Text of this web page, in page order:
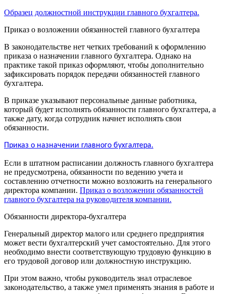
Образец должностной инструкции главного бухгалтера.
Приказ о возложении обязанностей главного бухгалтера
В законодательстве нет четких требований к оформлению
приказа о назначении главного бухгалтера. Однако на
практике такой приказ оформляют, чтобы дополнительно
зафиксировать порядок передачи обязанностей главного
бухгалтера.
В приказе указывают персональные данные работника,
который будет исполнять обязанности главного бухгалтера, а
также дату, когда сотрудник начнет исполнять свои
обязанности.
Приказ о назначении главного бухгалтера.
Если в штатном расписании должность главного бухгалтера
не предусмотрена, обязанности по ведению учета и
составлению отчетности можно возложить на генерального
директора компании. Приказ о возложении обязанностей
главного бухгалтера на руководителя компании.
Обязанности директора-бухгалтера
Генеральный директор малого или среднего предприятия
может вести бухгалтерский учет самостоятельно. Для этого
необходимо внести соответствующую трудовую функцию в
его трудовой договор или должностную инструкцию.
При этом важно, чтобы руководитель знал отраслевое
законодательство, а также умел применять знания в работе и